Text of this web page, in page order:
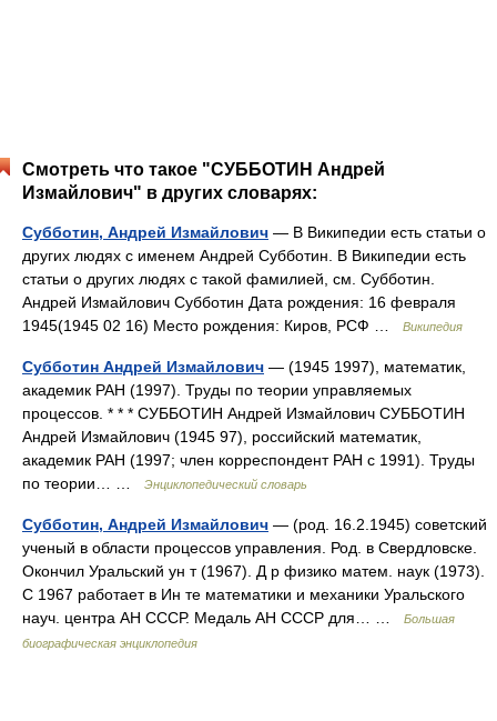
Смотреть что такое "СУББОТИН Андрей
Измайлович" в других словарях:
Субботин, Андрей Измайлович — В Википедии есть статьи о
других людях с именем Андрей Субботин. В Википедии есть
статьи о других людях с такой фамилией, см. Субботин.
Андрей Измайлович Субботин Дата рождения: 16 февраля
1945(1945 02 16) Место рождения: Киров, РСФ …
Википедия
Субботин Андрей Измайлович — (1945 1997), математик,
академик РАН (1997). Труды по теории управляемых
процессов. * * * СУББОТИН Андрей Измайлович СУББОТИН
Андрей Измайлович (1945 97), российский математик,
академик РАН (1997; член корреспондент РАН с 1991). Труды
по теории… …
Энциклопедический словарь
Субботин, Андрей Измайлович — (род. 16.2.1945) советский
ученый в области процессов управления. Род. в Свердловске.
Окончил Уральский ун т (1967). Д р физико матем. наук (1973).
С 1967 работает в Ин те математики и механики Уральского
науч. центра АН СССР. Медаль АН СССР для… …
Большая
биографическая энциклопедия